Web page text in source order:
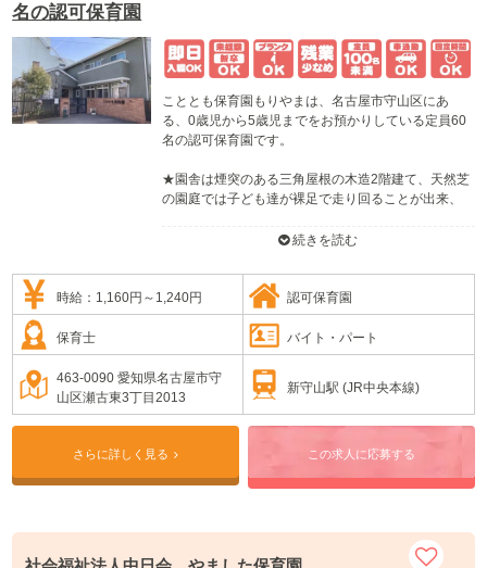
名の認可保育園
こととも保育園もりやまは、名古屋市守山区にあ
る、0歳児から5歳児までをお預かりしている定員60
名の認可保育園です。
★園舎は煙突のある三角屋根の木造2階建て、天然芝
の園庭では子ども達が裸足で走り回ることが出来、
なおうち」のような居心地を目指しています。
聞く力（聴く力）・感じる力・考える力・話す力・
行動する力・やりとげる力を育てたいと考えていま
す。この『７つの力』を育んでいくことが子ども達
の「生きる力」になると考え、子ども達の成長を全
力で支えていきます。
★四季を感じる行事を積極的に取り入れ、子ども達
の感性を豊かにすること・目標を持って取り組み・
達成感を得ること・仲間との関わりの中で協調性や
思いやりの心を育てることを目指しています。
続きを読む
時給：1,160円～1,240円 認可保育園
保育士 バイト・パート
463-0090 愛知県名古屋市守
山区瀬古東3丁目2013
新守山駅 (JR中央本線)
さらに詳しく見る この求人に応募する